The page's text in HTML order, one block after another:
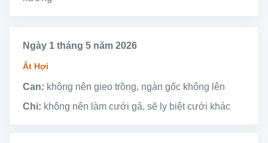
Ngày 1 tháng 5 năm 2026
Ất Hợi
Can: không nên gieo trồng, ngàn gốc không lên
Chi: không nên làm cưới gả, sẽ ly biệt cưới khác